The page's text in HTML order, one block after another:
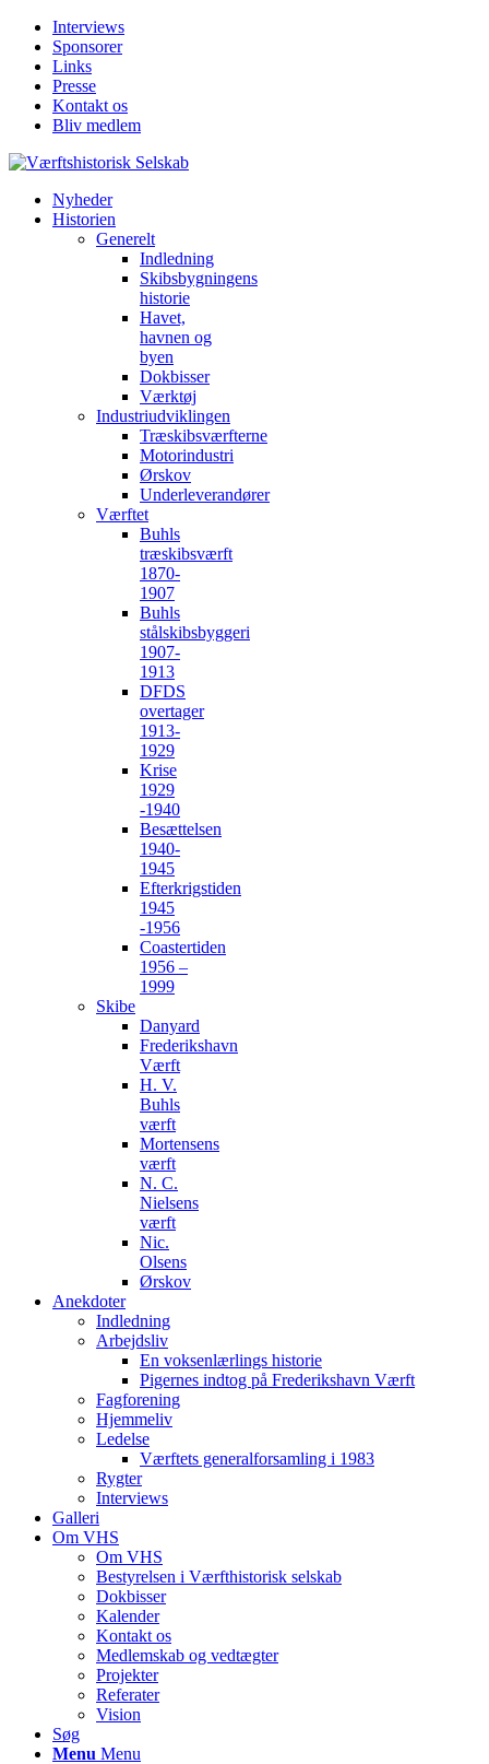
Interviews
Sponsorer
Links
Presse
Kontakt os
Bliv medlem
Nyheder
Historien
Generelt
Indledning
Skibsbygningens
historie
Havet,
havnen og
byen
Dokbisser
Værktøj
Industriudviklingen
Træskibsværfterne
Motorindustri
Ørskov
Underleverandører
Værftet
Buhls
træskibsværft
1870-
1907
Buhls
stålskibsbyggeri
1907-
1913
DFDS
overtager
1913-
1929
Krise
1929
-1940
Besættelsen
1940-
1945
Efterkrigstiden
1945
-1956
Coastertiden
1956 –
1999
Skibe
Danyard
Frederikshavn
Værft
H. V.
Buhls
værft
Mortensens
værft
N. C.
Nielsens
værft
Nic.
Olsens
Ørskov
Anekdoter
Indledning
Arbejdsliv
En voksenlærlings historie
Pigernes indtog på Frederikshavn Værft
Fagforening
Hjemmeliv
Ledelse
Værftets generalforsamling i 1983
Rygter
Interviews
Galleri
Om VHS
Om VHS
Bestyrelsen i Værfthistorisk selskab
Dokbisser
Kalender
Kontakt os
Medlemskab og vedtægter
Projekter
Referater
Vision
Søg
Menu Menu